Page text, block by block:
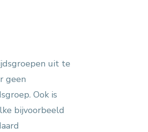
uit te
geen
Ook is
bijvoorbeeld